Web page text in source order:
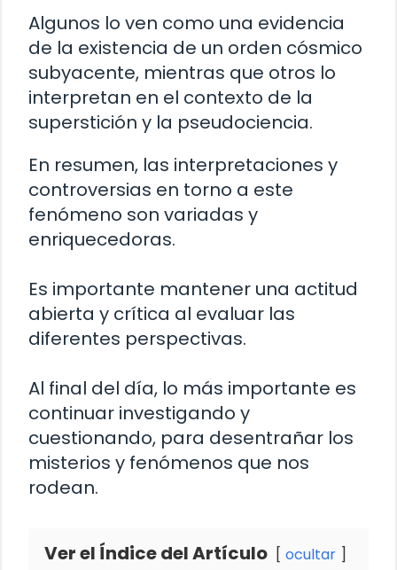
Algunos lo ven como una evidencia
de la existencia de un orden cósmico
subyacente, mientras que otros lo
interpretan en el contexto de la
superstición y la pseudociencia.
En resumen, las interpretaciones y
controversias en torno a este
fenómeno son variadas y
enriquecedoras.
Es importante mantener una actitud
abierta y crítica al evaluar las
diferentes perspectivas.
Al final del día, lo más importante es
continuar investigando y
cuestionando, para desentrañar los
misterios y fenómenos que nos
rodean.
Ver el Índice del Artículo ocultar